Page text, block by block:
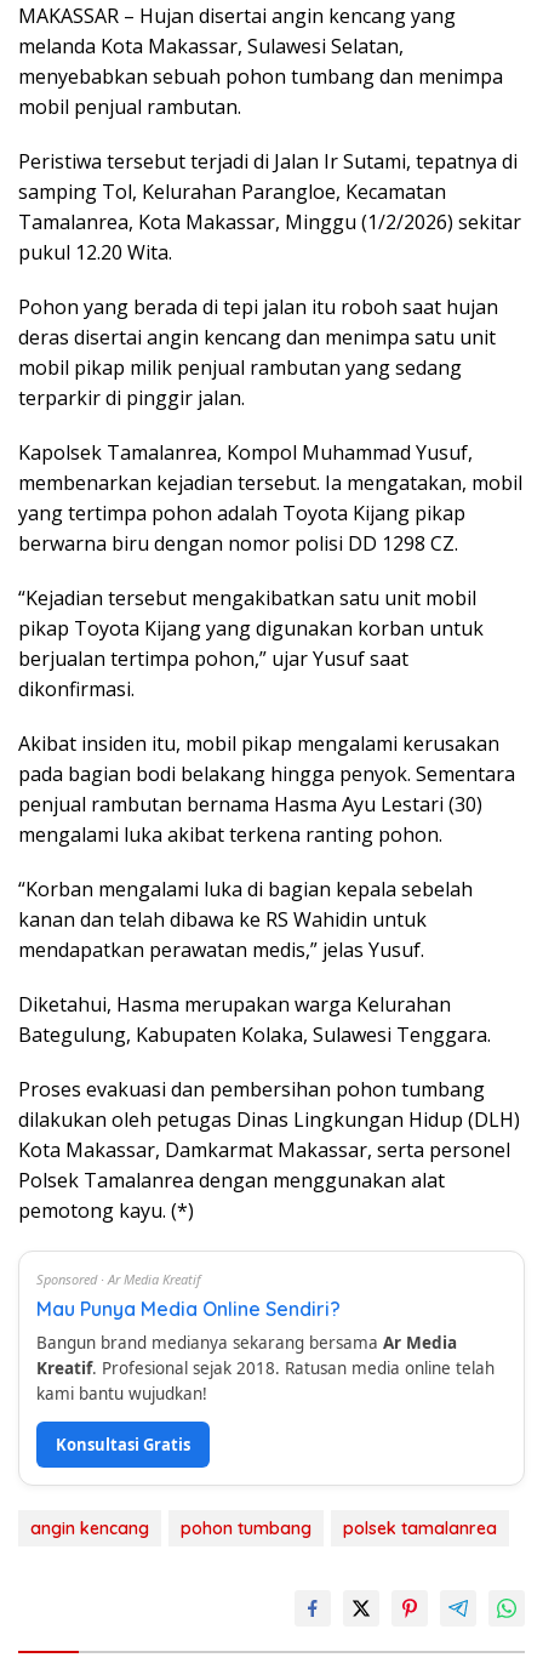
MAKASSAR – Hujan disertai angin kencang yang
melanda Kota Makassar, Sulawesi Selatan,
menyebabkan sebuah pohon tumbang dan menimpa
mobil penjual rambutan.
Peristiwa tersebut terjadi di Jalan Ir Sutami, tepatnya di
samping Tol, Kelurahan Parangloe, Kecamatan
Tamalanrea, Kota Makassar, Minggu (1/2/2026) sekitar
pukul 12.20 Wita.
Pohon yang berada di tepi jalan itu roboh saat hujan
deras disertai angin kencang dan menimpa satu unit
mobil pikap milik penjual rambutan yang sedang
terparkir di pinggir jalan.
Kapolsek Tamalanrea, Kompol Muhammad Yusuf,
membenarkan kejadian tersebut. Ia mengatakan, mobil
yang tertimpa pohon adalah Toyota Kijang pikap
berwarna biru dengan nomor polisi DD 1298 CZ.
“Kejadian tersebut mengakibatkan satu unit mobil
pikap Toyota Kijang yang digunakan korban untuk
berjualan tertimpa pohon,” ujar Yusuf saat
dikonfirmasi.
Akibat insiden itu, mobil pikap mengalami kerusakan
pada bagian bodi belakang hingga penyok. Sementara
penjual rambutan bernama Hasma Ayu Lestari (30)
mengalami luka akibat terkena ranting pohon.
“Korban mengalami luka di bagian kepala sebelah
kanan dan telah dibawa ke RS Wahidin untuk
mendapatkan perawatan medis,” jelas Yusuf.
Diketahui, Hasma merupakan warga Kelurahan
Bategulung, Kabupaten Kolaka, Sulawesi Tenggara.
Proses evakuasi dan pembersihan pohon tumbang
dilakukan oleh petugas Dinas Lingkungan Hidup (DLH)
Kota Makassar, Damkarmat Makassar, serta personel
Polsek Tamalanrea dengan menggunakan alat
pemotong kayu. (*)
Sponsored · Ar Media Kreatif
Mau Punya Media Online Sendiri?
Bangun brand medianya sekarang bersama Ar Media
Kreatif. Profesional sejak 2018. Ratusan media online telah
kami bantu wujudkan!
Konsultasi Gratis
angin kencang pohon tumbang polsek tamalanrea